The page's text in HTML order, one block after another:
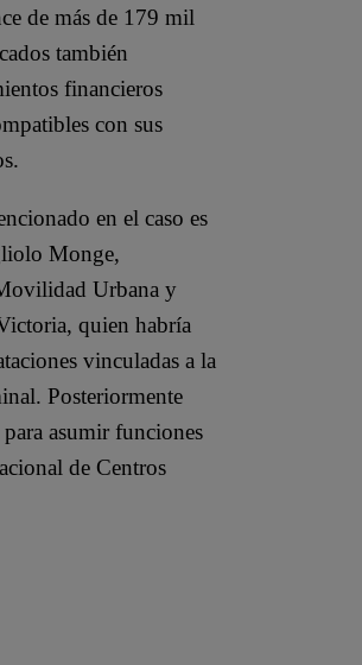
de más de 179 mil
también
financieros
con sus
en el caso es
Monge,
Urbana y
quien habría
vinculadas a la
Posteriormente
asumir funciones
de Centros